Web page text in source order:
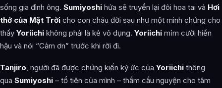
sống gia đình ông. Sumiyoshi hứa sẽ truyền lại đôi hoa tai và Hơi
thở của Mặt Trời cho con cháu đời sau như một minh chứng cho
thấy Yoriichi không phải là kẻ vô dụng. Yoriichi mỉm cười hiền
hậu và nói “Cảm ơn” trước khi rời đi.
Tanjiro, người đã được chứng kiến ​​ký ức của Yoriichi thông
qua Sumiyoshi – tổ tiên của mình – thầm cầu nguyện cho tâm